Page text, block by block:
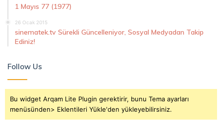
1 Mayıs 77 (1977)
26 Ocak 2015
sinematek.tv Sürekli Güncelleniyor, Sosyal Medyadan Takip
Ediniz!
Follow Us
Bu widget Arqam Lite Plugin gerektirir, bunu Tema ayarları
menüsünden> Eklentileri Yükle'den yükleyebilirsiniz.